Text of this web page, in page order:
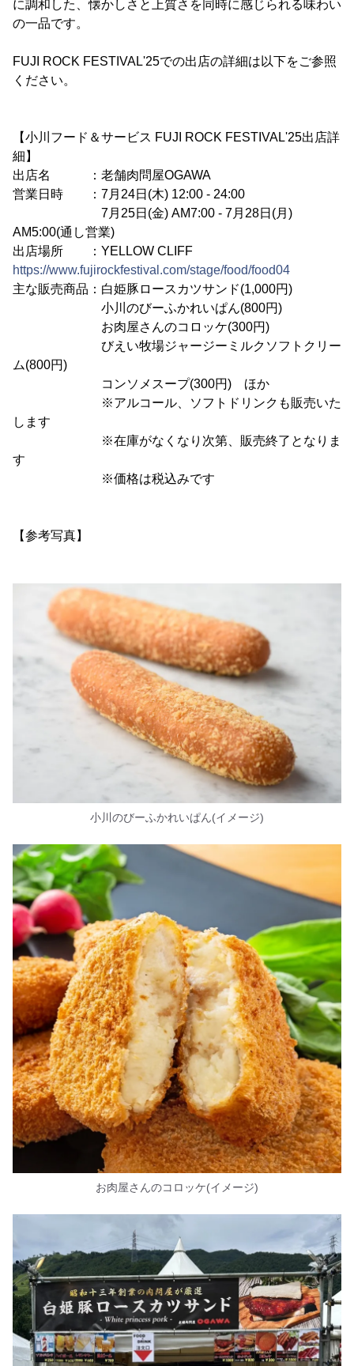
に調和した、懐かしさと上質さを同時に感じられる味わい
の一品です。
FUJI ROCK FESTIVAL'25での出店の詳細は以下をご参照
ください。
【小川フード＆サービス FUJI ROCK FESTIVAL'25出店詳
細】
出店名 ：老舗肉問屋OGAWA
営業日時 ：7月24日(木) 12:00 - 24:00
7月25日(金) AM7:00 - 7月28日(月)
AM5:00(通し営業)
出店場所 ：YELLOW CLIFF
https://www.fujirockfestival.com/stage/food/food04
主な販売商品：白姫豚ロースカツサンド(1,000円)
小川のびーふかれいぱん(800円)
お肉屋さんのコロッケ(300円)
びえい牧場ジャージーミルクソフトクリー
ム(800円)
コンソメスープ(300円) ほか
※アルコール、ソフトドリンクも販売いた
します
※在庫がなくなり次第、販売終了となりま
す
※価格は税込みです
【参考写真】
小川のびーふかれいぱん(イメージ)
お肉屋さんのコロッケ(イメージ)